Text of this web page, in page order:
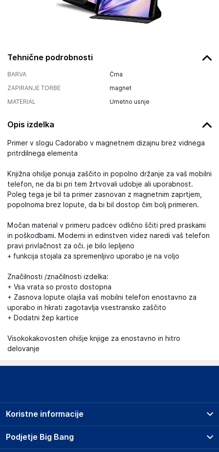
Tehnične podrobnosti
BARVA
Črna
ZAPIRANJE TORBE
magnet
MATERIAL
Umetno usnje
Opis izdelka
Primer v slogu Cadorabo v magnetnem dizajnu brez vidnega
pritrdilnega elementa
Knjižna ohišje ponuja zaščito in popolno držanje za vaš mobilni
telefon, ne da bi pri tem žrtvovali udobje ali uporabnost.
Poleg tega je bil ta primer zasnovan z magnetnim zaprtjem,
popolnoma brez lopute, da bi bil dostop čim bolj primeren.
Močan material v primeru padcev odlično ščiti pred praskami
in poškodbami. Moderni in edinstven videz naredi vaš telefon
pravi privlačnost za oči. je bilo lepljeno
+ funkcija stojala za spremenljivo uporabo je na voljo
Značilnosti /značilnosti izdelka:
+ Vsa vrata so prosto dostopna
+ Zasnova lopute olajša vaš mobilni telefon enostavno za
uporabo in hkrati zagotavlja vsestransko zaščito
+ Dodatni žep kartice
Visokokakovosten ohišje knjige za enostavno in hitro
delovanje
Podjetje Big Bang
Koristne informacije
Prodajna mesta